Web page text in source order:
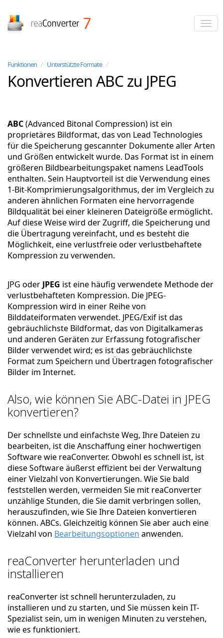
Funktionen / Unterstützte Formate /
Konvertieren ABC zu JPEG
ABC(Advanced Bitonal Compression) ist ein
proprietäres Bildformat, das von Lead Technologies
für die Speicherung gescannter Dokumente aller Arten
und Größen entwickelt wurde. Das Format ist in einem
größeren Bildbearbeitungspaket namens LeadTools
enthalten. Sein Hauptvorteil ist die Verwendung eines
1-Bit-Komprimierungsalgorithmus, der im Vergleich zu
anderen ähnlichen Formaten eine hervorragende
Bildqualität bei einer kleineren Dateigröße ermöglicht.
Auf diese Weise wird der Zugriff, die Speicherung und
die Übertragung vereinfacht, und es besteht die
Möglichkeit, eine verlustfreie oder verlustbehaftete
Kompression zu verwenden.
JPG oder JPEG ist eine häufig verwendete Methode der
verlustbehafteten Kompression. Die JPEG-
Kompression wird in einer Reihe von
Bilddateiformaten verwendet. JPEG/Exif ist das
gebräuchlichste Bildformat, das von Digitalkameras
und anderen Geräten zur Erfassung fotografischer
Bilder verwendet wird; es ist das gebräuchlichste
Format zum Speichern und Übertragen fotografischer
Bilder im Internet.
Also, wie können Sie ABC-Datei in JPEG
konvertieren?
Der schnellste und einfachste Weg, Ihre Dateien zu
bearbeiten, ist die Anschaffung einer hochwertigen
Software wie reaConverter. Obwohl es schnell ist, ist
diese Software äußerst effizient bei der Verwaltung
einer Vielzahl von Konvertierungen. Wie Sie bald
feststellen werden, vermeiden Sie mit reaConverter
unzählige Stunden, die Sie damit verbringen sollen,
herauszufinden, wie Sie Ihre Dateien konvertieren
können. ABCs. Gleichzeitig können Sie aber auch eine
Vielzahl von Bearbeitungsoptionen anwenden.
reaConverter herunterladen und
installieren
reaConverter ist schnell herunterzuladen, zu
installieren und zu starten, und Sie müssen kein IT-
Spezialist sein, um in wenigen Minuten zu verstehen,
wie es funktioniert.